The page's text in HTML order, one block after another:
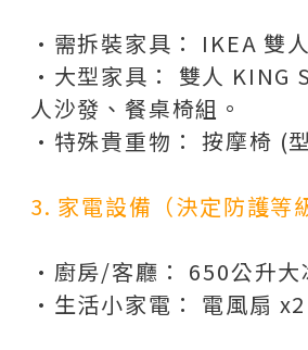
•需拆裝家具：
IKEA 雙
•大型家具： 雙人 KING
人沙發、餐桌椅組。
•特殊貴重物： 按摩椅 (
3. 家電設備（決定防護等
•廚房/客廳： 650公升大
•生活小家電： 電風扇